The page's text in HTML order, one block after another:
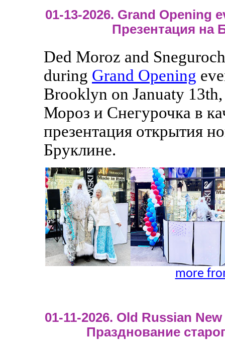
01-13-2026. Grand Opening
Презентация на
Ded Moroz and
during Grand Opening
Brooklyn on Januaty
Мороз и Снегурочка в
презентация открытия
Бруклине.
more
01-11-2026. Old Russian
Празднование